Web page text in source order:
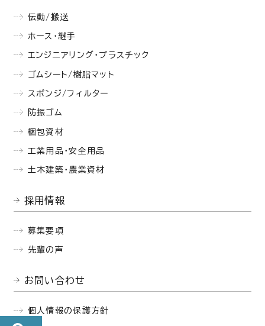
伝動/搬送
ホース・継手
エンジニアリング・プラスチック
ゴムシート/樹脂マット
スポンジ/フィルター
防振ゴム
梱包資材
工業用品・安全用品
土木建築・農業資材
採用情報
募集要項
先輩の声
お問い合わせ
個人情報の保護方針